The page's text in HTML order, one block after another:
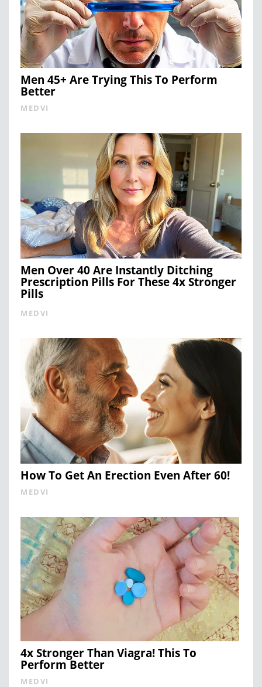
Men 45+ Are Trying This To Perform
Better
MEDVI
Men Over 40 Are Instantly Ditching
Prescription Pills For These 4x Stronger
Pills
MEDVI
How To Get An Erection Even After 60!
MEDVI
4x Stronger Than Viagra! This To
Perform Better
MEDVI